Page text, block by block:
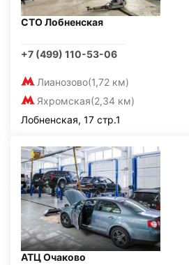
СТО Лобненская
+7 (499) 110-53-06
Лианозово(1,72 км)
Яхромская(2,34 км)
Лобненская, 17 стр.1
АТЦ Очаково